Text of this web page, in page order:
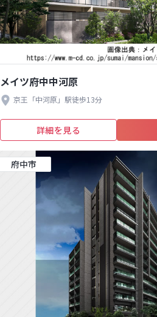
メイツ府中中河原
京王「中河原」駅徒歩13分
詳細を見る
府中市